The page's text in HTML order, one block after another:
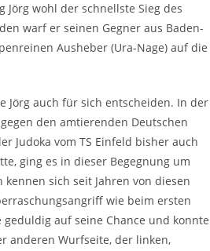
Jörg wohl der schnellste Sieg des
warf er seinen Gegner aus Baden-
Ausheber (Ura-Nage) auf die
Jörg auch für sich entscheiden. In der
den amtierenden Deutschen
Judoka vom TS Einfeld bisher auch
ging es in dieser Begegnung um
sich seit Jahren von diesen
wie beim ersten
geduldig auf seine Chance und konnte
anderen Wurfseite, der linken,